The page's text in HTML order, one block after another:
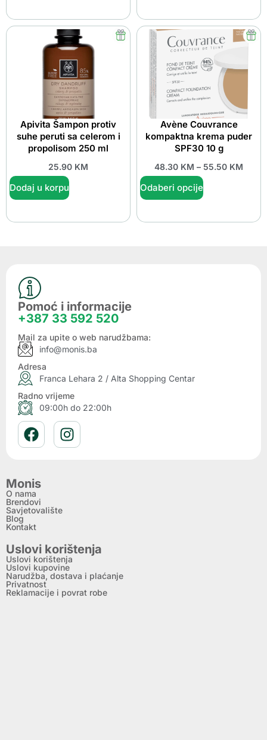
Apivita Šampon protiv
suhe peruti sa celerom i
propolisom 250 ml
25.90 KM
Dodaj u korpu
Avène Couvrance
kompaktna krema puder
SPF30 10 g
48.30 KM – 55.50 KM
Odaberi opcije
Pomoć i informacije
+387 33 592 520
Mail za upite o web narudžbama:
info@monis.ba
Adresa
Franca Lehara 2 / Alta Shopping Centar
Radno vrijeme
09:00h do 22:00h
Monis
O nama
Brendovi
Savjetovalište
Blog
Kontakt
Uslovi korištenja
Uslovi korištenja
Uslovi kupovine
Narudžba, dostava i plaćanje
Privatnost
Reklamacije i povrat robe